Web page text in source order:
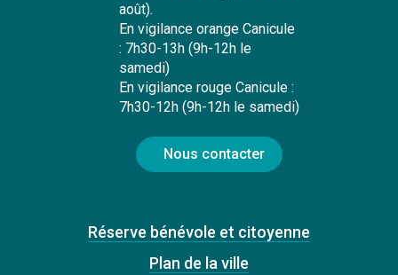
août).
En vigilance orange Canicule
: 7h30-13h (9h-12h le
samedi)
En vigilance rouge Canicule :
7h30-12h (9h-12h le samedi)
Nous contacter
Réserve bénévole et citoyenne
Plan de la ville